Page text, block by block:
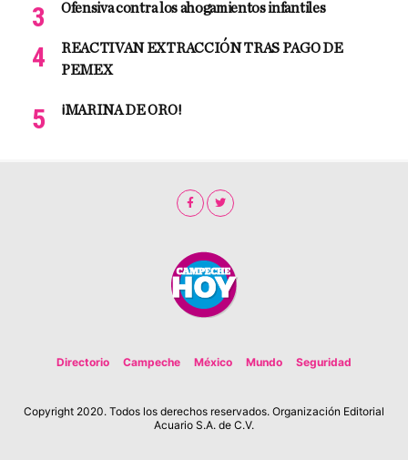
Ofensiva contra los ahogamientos infantiles
REACTIVAN EXTRACCIÓN TRAS PAGO DE
PEMEX
¡MARINA DE ORO!
Directorio Campeche México Mundo Seguridad
Copyright 2020. Todos los derechos reservados. Organización Editorial
Acuario S.A. de C.V.